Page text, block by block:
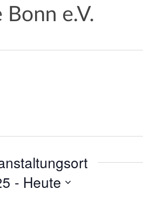
e.V.
- Heute